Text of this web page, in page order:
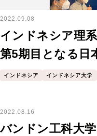
2022.09.08
インドネシア理
第5期目となる日
開始します。
インドネシア インドネシア大学
2022.08.16
バンドン工科大